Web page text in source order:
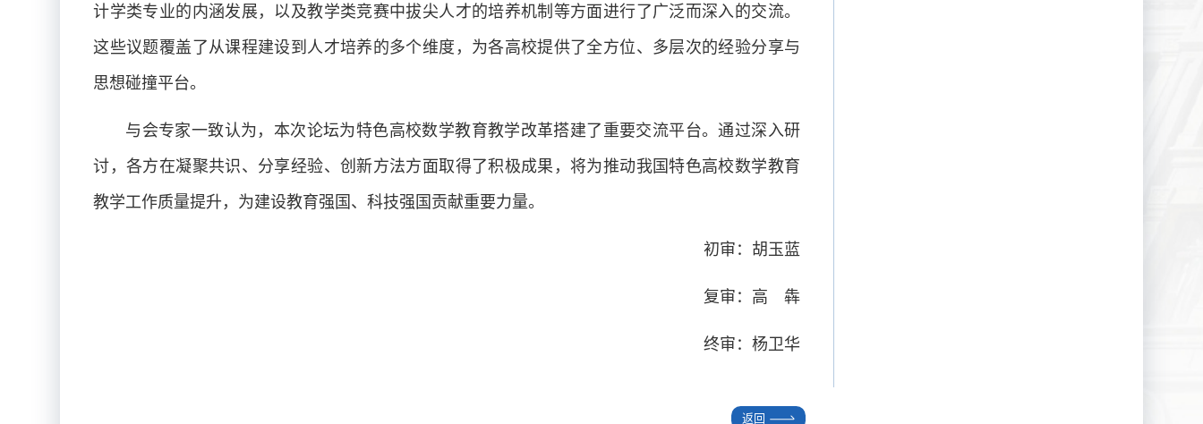
计学类专业的内涵发展，以及教学类竞赛中拔尖人才的培养机制等方面进行了广泛而深入的交流。
这些议题覆盖了从课程建设到人才培养的多个维度，为各高校提供了全方位、多层次的经验分享与
思想碰撞平台。
与会专家一致认为，本次论坛为特色高校数学教育教学改革搭建了重要交流平台。通过深入研
讨，各方在凝聚共识、分享经验、创新方法方面取得了积极成果，将为推动我国特色高校数学教育
教学工作质量提升，为建设教育强国、科技强国贡献重要力量。
初审：胡玉蓝
复审：高 犇
终审：杨卫华
返回